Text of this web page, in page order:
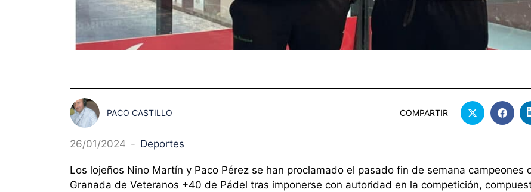
PACO CASTILLO COMPARTIR
26/01/2024 - Deportes
Los lojeños Nino Martín y Paco Pérez se han proclamado el pasado fin de semana campeones
Granada de Veteranos +40 de Pádel tras imponerse con autoridad en la competición,